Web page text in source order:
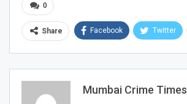
0
Share Facebook Twitter
Mumbai Crime Times